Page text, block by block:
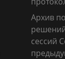
Архив
сессий